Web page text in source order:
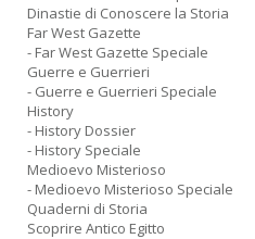
Dinastie di Conoscere la Storia
Far West Gazette
- Far West Gazette Speciale
Guerre e Guerrieri
- Guerre e Guerrieri Speciale
History
- History Dossier
- History Speciale
Medioevo Misterioso
- Medioevo Misterioso Speciale
Quaderni di Storia
Scoprire Antico Egitto